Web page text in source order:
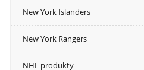
New York Islanders
New York Rangers
NHL produkty